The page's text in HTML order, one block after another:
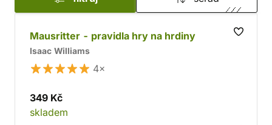
Mausritter - pravidla hry na hrdiny
Isaac Williams
4×
349 Kč
skladem